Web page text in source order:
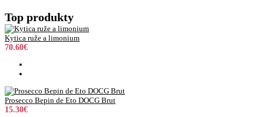
Top produkty
Kytica ruže a limonium
70.60€
Prosecco Bepin de Eto DOCG Brut
15.30€